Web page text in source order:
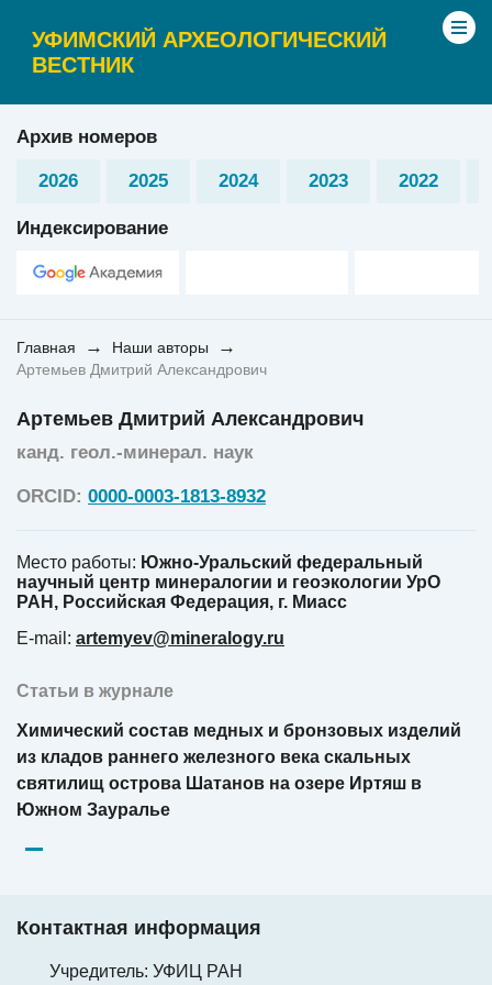
УФИМСКИЙ АРХЕОЛОГИЧЕСКИЙ
ВЕСТНИК
Архив номеров
2026 2025 2024 2023 2022
Индексирование
Главная → Наши авторы →
Артемьев Дмитрий Александрович
Артемьев Дмитрий Александрович
канд. геол.-минерал. наук
ORCID: 0000-0003-1813-8932
Место работы: Южно-Уральский федеральный
научный центр минералогии и геоэкологии УрО
РАН, Российская Федерация, г. Миасс
E-mail: artemyev@mineralogy.ru
Статьи в журнале
Химический состав медных и бронзовых изделий
из кладов раннего железного века скальных
святилищ острова Шатанов на озере Иртяш в
Южном Зауралье
Контактная информация
Учредитель: УФИЦ РАН